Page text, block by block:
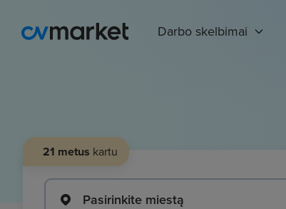
Darbo skelbimai
21 metus kartu
Pasirinkite miestą